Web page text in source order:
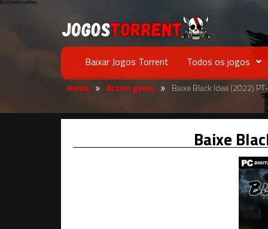
Baixar Jogos Torrent Todos os jogos
Home » Action game » Baixe Black Idea (2022)
Baixe